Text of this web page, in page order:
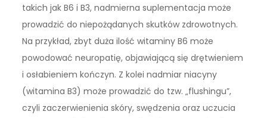
takich jak B6 i B3, nadmierna suplementacja może
prowadzić do niepożądanych skutków zdrowotnych.
Na przykład, zbyt duża ilość witaminy B6 może
powodować neuropatię, objawiającą się drętwieniem
i osłabieniem kończyn. Z kolei nadmiar niacyny
(witamina B3) może prowadzić do tzw. „flushingu”,
czyli zaczerwienienia skóry, swędzenia oraz uczucia